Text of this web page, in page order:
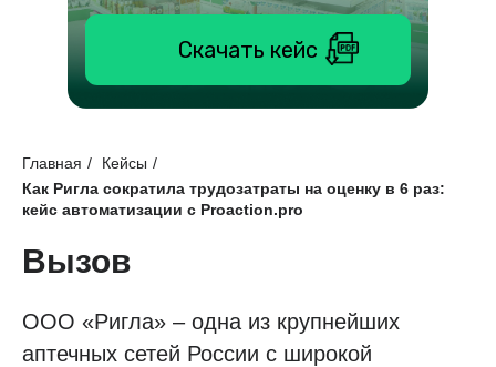
Скачать кейс
Главная / Кейсы /
Как Ригла сократила трудозатраты на оценку в 6 раз:
кейс автоматизации с Proaction.pro
Вызов
ООО «Ригла» – одна из крупнейших
аптечных сетей России с широкой